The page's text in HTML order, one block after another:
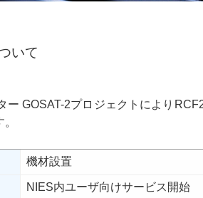
いて
ー GOSAT-2プロジェクトにより
機材設置
NIES内ユーザ向けサービス開始